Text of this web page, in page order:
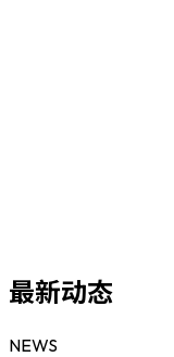
最新动态
NEWS